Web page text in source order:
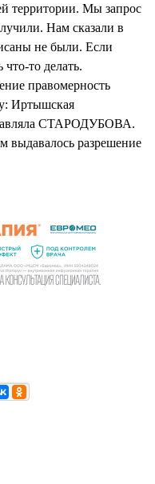
территории. Мы запрос
Нам сказали в
не были. Если
то делать.
правомерность
Иртышская
СТАРОДУБОВА.
выдавалось разрешение